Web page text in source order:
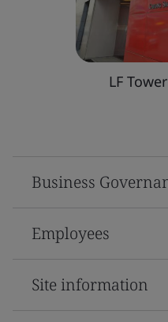
LF
Business
Employees
Site information